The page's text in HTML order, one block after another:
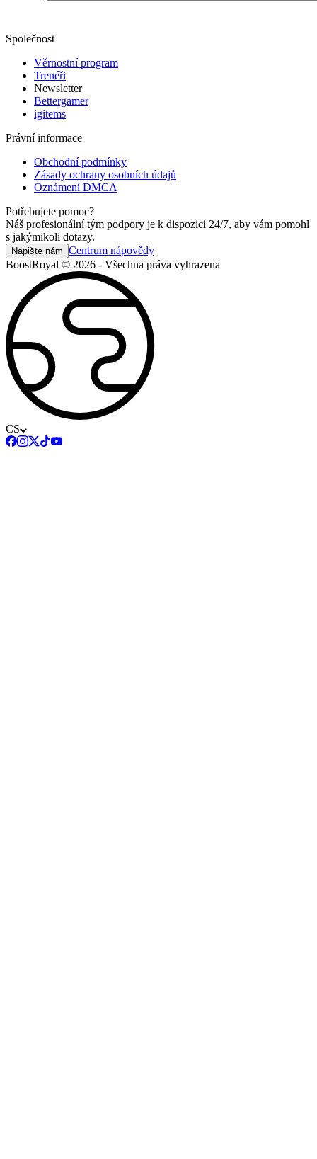
Společnost
Věrnostní program
Trenéři
Newsletter
Bettergamer
igitems
Právní informace
Obchodní podmínky
Zásady ochrany osobních údajů
Oznámení DMCA
Potřebujete pomoc?
Náš profesionální tým podpory je k dispozici 24/7, aby vám pomohl
s jakýmikoli dotazy.
Napište nám Centrum nápovědy
BoostRoyal © 2026 - Všechna práva vyhrazena
CS